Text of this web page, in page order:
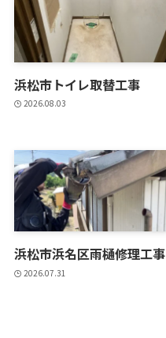
浜松市トイレ取替工事
2026.08.03
浜松市浜名区雨樋修理工事
2026.07.31